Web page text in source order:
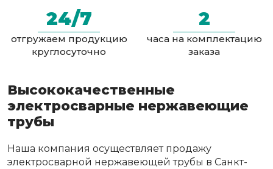
24/7
отгружаем продукцию
круглосуточно
2
часа на комплектацию
заказа
Высококачественные
электросварные нержавеющие
трубы
Наша компания осуществляет продажу
электросварной нержавеющей трубы в Санкт-